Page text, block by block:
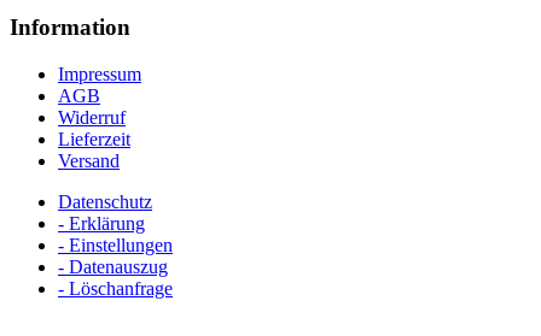
Information
Impressum
AGB
Widerruf
Lieferzeit
Versand
Datenschutz
- Erklärung
- Einstellungen
- Datenauszug
- Löschanfrage